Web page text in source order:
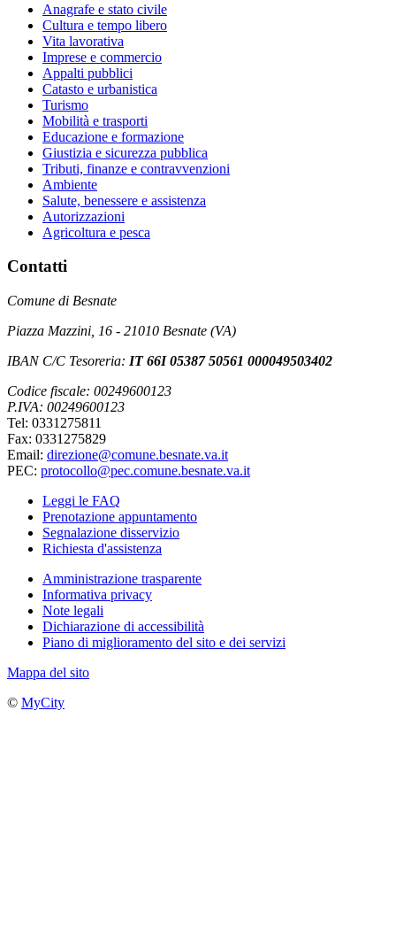
Anagrafe e stato civile
Cultura e tempo libero
Vita lavorativa
Imprese e commercio
Appalti pubblici
Catasto e urbanistica
Turismo
Mobilità e trasporti
Educazione e formazione
Giustizia e sicurezza pubblica
Tributi, finanze e contravvenzioni
Ambiente
Salute, benessere e assistenza
Autorizzazioni
Agricoltura e pesca
Contatti
Comune di Besnate
Piazza Mazzini, 16 - 21010 Besnate (VA)
IBAN C/C Tesoreria: IT 66I 05387 50561 000049503402
Codice fiscale: 00249600123
P.IVA: 00249600123
Tel: 0331275811
Fax: 0331275829
Email: direzione@comune.besnate.va.it
PEC: protocollo@pec.comune.besnate.va.it
Leggi le FAQ
Prenotazione appuntamento
Segnalazione disservizio
Richiesta d'assistenza
Amministrazione trasparente
Informativa privacy
Note legali
Dichiarazione di accessibilità
Piano di miglioramento del sito e dei servizi
Mappa del sito
© MyCity